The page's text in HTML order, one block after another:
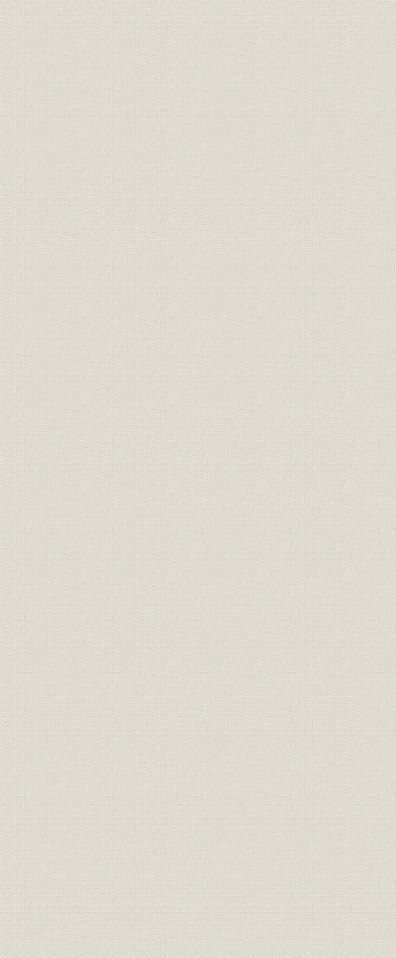
社員生活
軍閥の圧力
東洋フェルト株式会社の設立
海外への進出
日支事変前夜<二・二六事件>
再増資と社員の出征
立花独身者寮完成
本社社屋完成
第四章 戦時体制へ
経済統制の激化
日商稲沢工場の設立<中央毛織株式会社>
日本発条株式会社の設立
中国大陸へ進出
上海支店設置
満州、関東州、朝鮮の事情
ロンドン出張所の閉鎖
開戦直前のニューヨーク支店
銑鉄輸入中止とボンベイ出張所
金融統制に苦しむ
下坂社長の死と七百五十万円に増資
第五章 第二次世界大戦と日商
超非常時体制
戦時南方諸事業
ジャワの伸鉄工場と製麻事業
シンガポールの製薬工場経営
南方油槽所建設班